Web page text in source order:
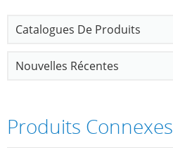
Catalogues De Produits
Nouvelles Récentes
Produits Connexes